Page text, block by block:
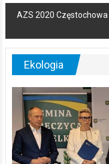
AZS 2020
Ekologia